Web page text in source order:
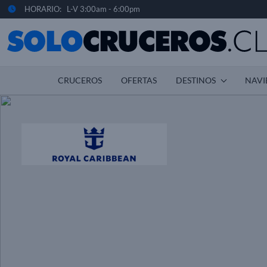
HORARIO: L-V 3:00am - 6:00pm
CRUCEROS OFERTAS DESTINOS